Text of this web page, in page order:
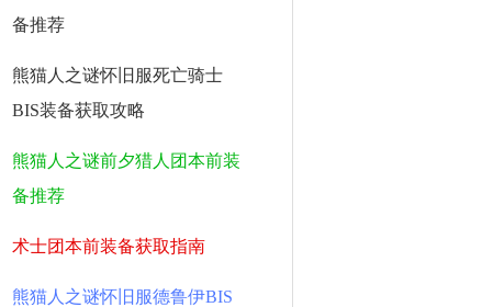
备推荐
熊猫人之谜怀旧服死亡骑士
BIS装备获取攻略
熊猫人之谜前夕猎人团本前装
备推荐
术士团本前装备获取指南
熊猫人之谜怀旧服德鲁伊BIS